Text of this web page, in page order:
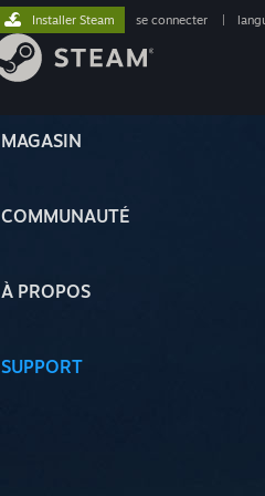
MAGASIN
COMMUNAUTÉ
À PROPOS
SUPPORT
Installer Steam se connecter